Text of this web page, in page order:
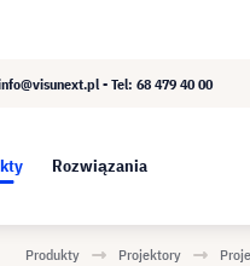
- Tel: 68 479 40 00
Rozwiązania
Produkty Projektory